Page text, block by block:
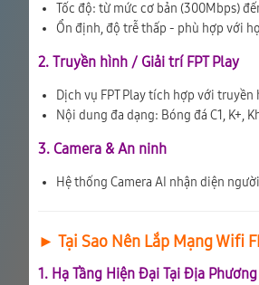
Tốc độ: từ mức cơ bản (300Mbps)
Ổn định, độ trễ thấp - phù hợp với
2. Truyền hình / Giải trí FPT Play
Dịch vụ FPT Play tích hợp với
Nội dung đa dạng: Bóng đá C1, K+,
3. Camera & An ninh
Hệ thống Camera AI nhận diện
► Tại Sao Nên Lắp Mạng Wifi
1. Hạ Tầng Hiện Đại Tại Địa Phương